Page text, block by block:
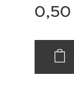
0,50